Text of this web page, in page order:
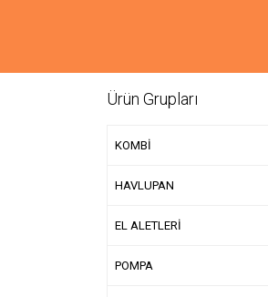
Ürün Grupları
KOMBİ
HAVLUPAN
EL ALETLERİ
POMPA